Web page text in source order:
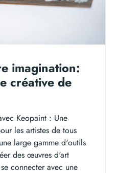
imagination:
créative de
Keopaint : Une
les artistes de tous
large gamme d'outils
des œuvres d'art
connecter avec une